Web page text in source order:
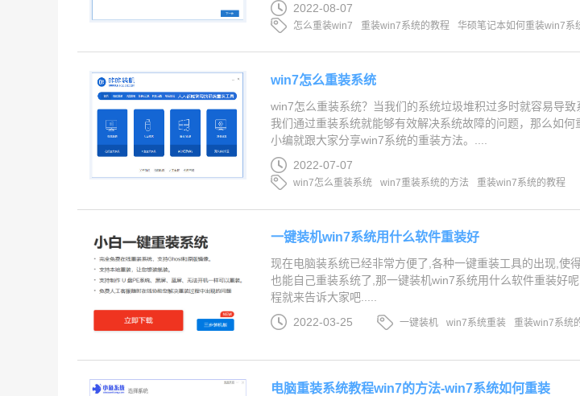
2022-08-07
怎么重装win7 重装win7系统的教程 华硕笔记本如何重装win7系
win7怎么重装系统
win7怎么重装系统？当我们的系统垃圾堆积过多时就容易导致
我们通过重装系统就能够有效解决系统故障的问题，那么如何
小编就跟大家分享win7系统的重装方法。....
2022-07-07
win7怎么重装系统 win7重装系统的方法 重装win7系统的教程
一键装机win7系统用什么软件重装好
现在电脑装系统已经非常方便了,各种一键重装工具的出现,使
也能自己重装系统了,那一键装机win7系统用什么软件重装好
程就来告诉大家吧.....
2022-03-25
一键装机 win7系统重装 重装win7系统
电脑重装系统教程win7的方法-win7系统如何重装